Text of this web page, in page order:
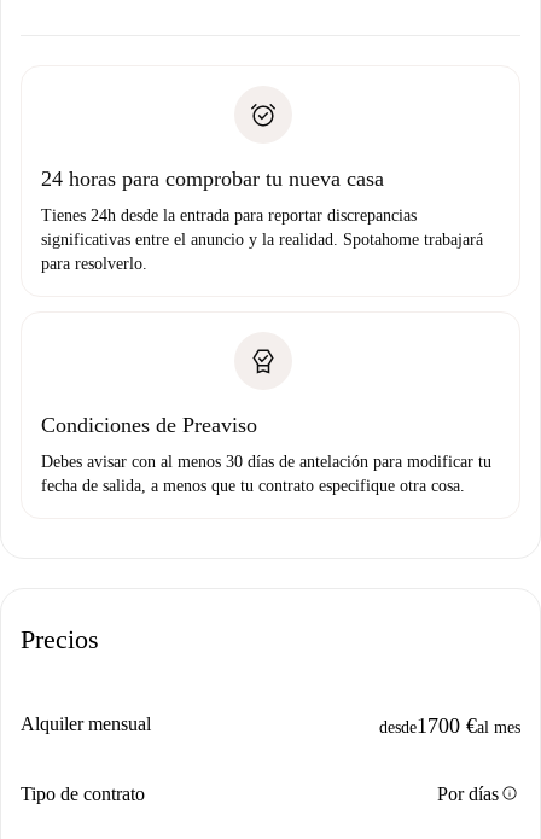
Prueba de solvencia
no nos comunicas ningún problema.
24 horas para comprobar tu nueva casa
Tienes 24h desde la entrada para reportar discrepancias
significativas entre el anuncio y la realidad. Spotahome trabajará
para resolverlo.
Condiciones de Preaviso
Debes avisar con al menos 30 días de antelación para modificar tu
fecha de salida, a menos que tu contrato especifique otra cosa.
Precios
Alquiler mensual desde1700 €al mes
Tipo de contrato Por díasinfo